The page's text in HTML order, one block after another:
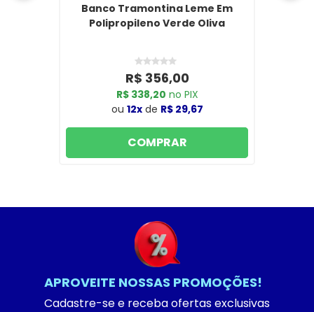
Banco Tramontina Leme Em
Polipropileno Verde Oliva
R$ 356,00
R$ 338,20 no PIX
ou 12xde R$ 29,67
COMPRAR
APROVEITE NOSSAS PROMOÇÕES!
Cadastre-se e receba ofertas exclusivas